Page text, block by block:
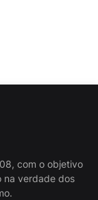
com o objetivo
na verdade dos